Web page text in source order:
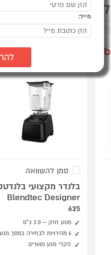
סמן להשוואה
בלנדר מקצועי
Blendtec Designer
625
מנוע חזק – 3.0 כ"ס
6 מהירויות לבחירה במסך מגע
פקדי מגע מוארים
מייל: